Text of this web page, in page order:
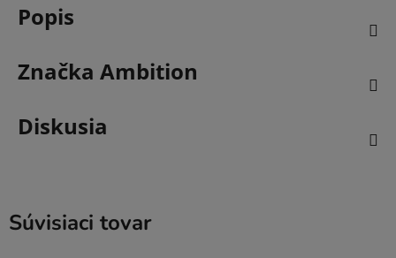
Popis
Značka Ambition
Diskusia
Súvisiaci tovar